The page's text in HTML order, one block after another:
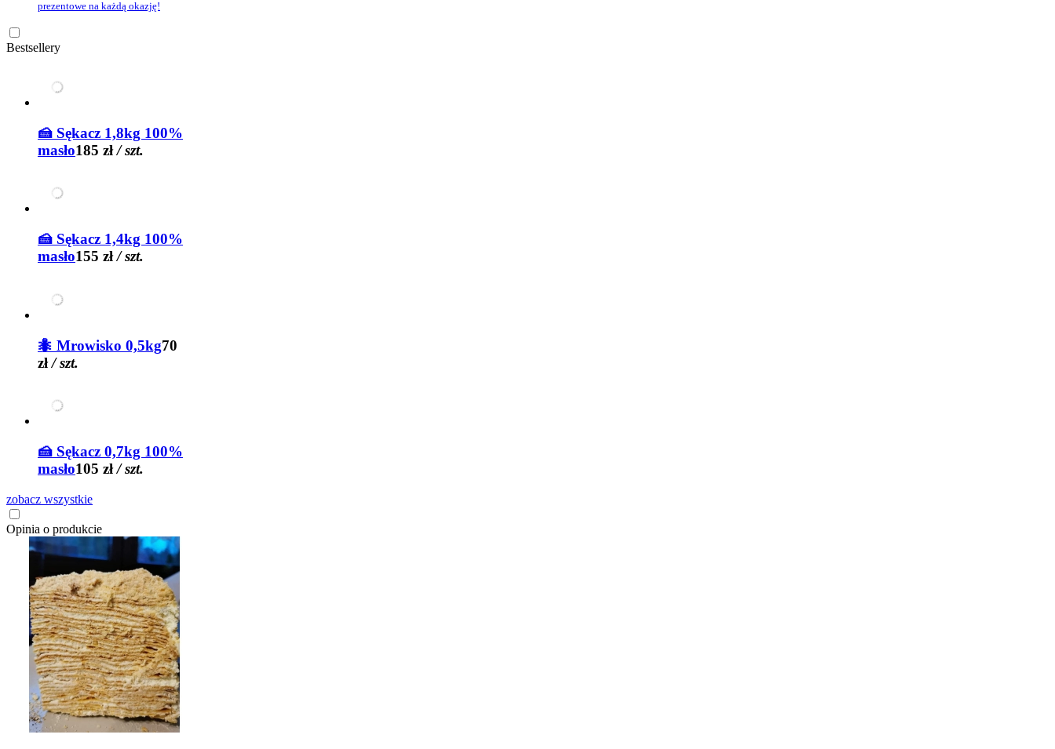
prezentowe na każdą okazję!
Bestsellery
🍰 Sękacz 1,8kg 100%
masło185 zł / szt.
🍰 Sękacz 1,4kg 100%
masło155 zł / szt.
🐜 Mrowisko 0,5kg70
zł / szt.
🍰 Sękacz 0,7kg 100%
masło105 zł / szt.
zobacz wszystkie
Opinia o produkcie